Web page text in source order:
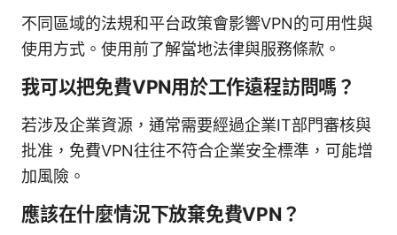
不同區域的法規和平台政策會影響VPN的可用性與
使用方式。使用前了解當地法律與服務條款。
我可以把免費VPN用於工作遠程訪問嗎？
若涉及企業資源，通常需要經過企業IT部門審核與
批准，免費VPN往往不符合企業安全標準，可能增
加風險。
應該在什麼情況下放棄免費VPN？